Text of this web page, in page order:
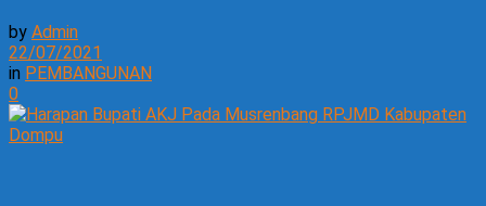
by Admin
22/07/2021
in PEMBANGUNAN
0